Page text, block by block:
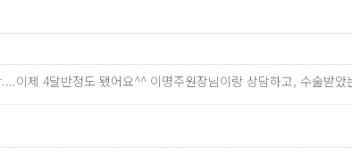
이제 4달반정도 됐어요^^ 이명주원장님이랑 상담하고, 수술받